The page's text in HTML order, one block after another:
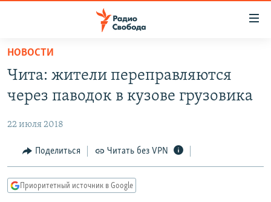
упрощенного
доступа
основному
Вернутся
главной
навигации
АВТОРСКИЕ ПРОЕКТЫ
ЦИТАТЫ СВОБОДЫ
МНЕНИЯ
IDEL.РЕАЛИИ
НОВОСТИ
Чита: жители переправляются
через паводок в кузове грузовика
22 июля 2018
Поделиться Читать без VPN
Приоритетный источник в Google